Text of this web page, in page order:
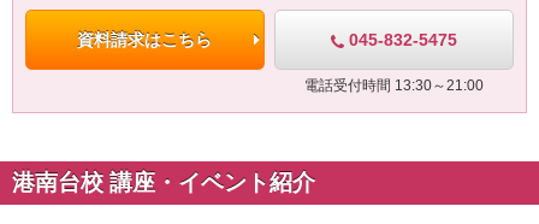
資料請求はこちら 045-832-5475
電話受付時間 13:30～21:00
港南台校 講座・イベント紹介